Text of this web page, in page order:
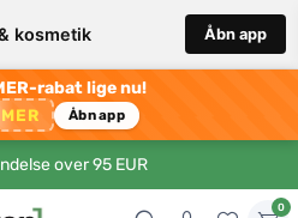
kosmetik Åbn app
rabat lige nu!
Åbn app
over 95 EUR
0